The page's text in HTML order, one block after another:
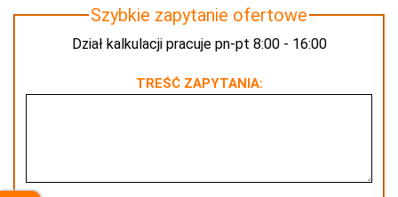
Szybkie zapytanie ofertowe
Dział kalkulacji pracuje pn-pt 8:00 - 16:00
TREŚĆ ZAPYTANIA: